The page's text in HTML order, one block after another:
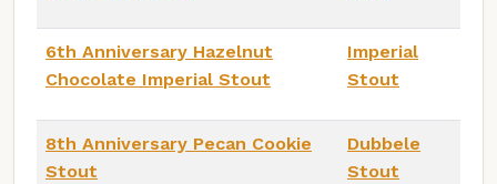
6th Anniversary Hazelnut
Chocolate Imperial Stout
Imperial
Stout
8th Anniversary Pecan Cookie
Stout
Dubbele
Stout